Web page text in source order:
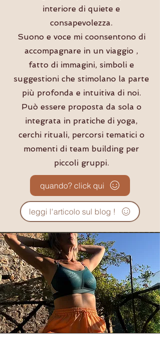
interiore di quiete e
consapevolezza.
Suono e voce mi coonsentono di
accompagnare in un viaggio ,
fatto di immagini, simboli e
suggestioni che stimolano la parte
più profonda e intuitiva di noi.
Può essere proposta da sola o
integrata in pratiche di yoga,
cerchi rituali, percorsi tematici o
momenti di team building per
piccoli gruppi.
quando? click qui
leggi l'articolo sul blog !